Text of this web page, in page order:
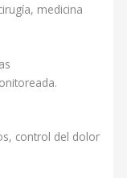
medicina
control del dolor